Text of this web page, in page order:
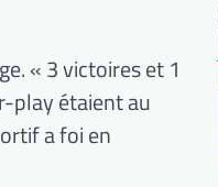
« 3 victoires et 1
play étaient au
a foi en